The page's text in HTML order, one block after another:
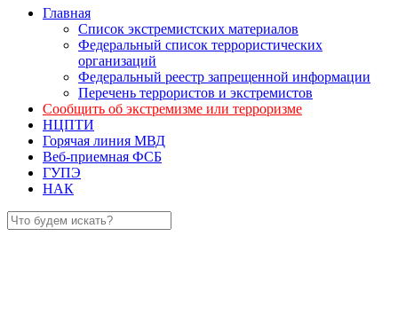
Главная
Список экстремистских материалов
Федеральный список террористических
организаций
Федеральный реестр запрещенной информации
Перечень террористов и экстремистов
Сообщить об экстремизме или терроризме
НЦПТИ
Горячая линия МВД
Веб-приемная ФСБ
ГУПЭ
НАК